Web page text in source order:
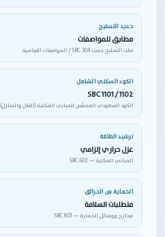
حديد التسليح
مطابق للمواصفات
صلب التسليح حسب SBC 304 / المواصفات القياسية
الكود السكني الشامل
SBC 1101 / 1102
الكود السعودي المخصّص للمباني السكنية (الفلل والمنازل)
ترشيد الطاقة
عزل حراري إلزامي
المباني السكنية — SBC 602
الحماية من الحرائق
متطلبات السلامة
مخارج ووسائل الحماية — SBC 801